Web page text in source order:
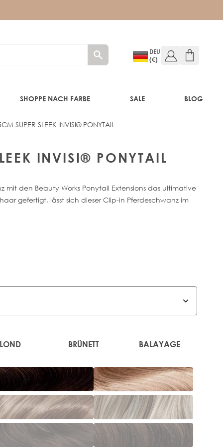
DEU
(€)
SHOPPE NACH FARBE SALE BLOG
SUPER SLEEK INVISI® PONYTAIL
INVISI® PONYTAIL
mit den Beauty Works Ponytail Extensions das ultimative
gefertigt, lässt sich dieser Clip-in Pferdeschwanz im
BRÜNETT BALAYAGE